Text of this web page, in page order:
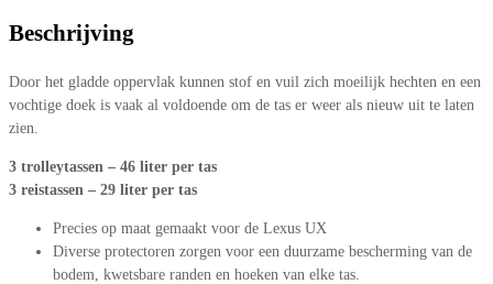
Beschrijving
Door het gladde oppervlak kunnen stof en vuil zich moeilijk hechten en een
vochtige doek is vaak al voldoende om de tas er weer als nieuw uit te laten
zien.
3 trolleytassen – 46 liter per tas
3 reistassen – 29 liter per tas
Precies op maat gemaakt voor de Lexus UX
Diverse protectoren zorgen voor een duurzame bescherming van de
bodem, kwetsbare randen en hoeken van elke tas.